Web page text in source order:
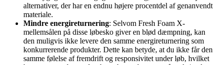
alternativer, der har en endnu højere procentdel af genanvendt
materiale.
Mindre energireturnering: Selvom Fresh Foam X-
mellemsålen på disse løbesko giver en blød dæmpning, kan
den muligvis ikke levere den samme energireturnering som
konkurrerende produkter. Dette kan betyde, at du ikke får den
samme følelse af fremdrift og responsivitet under løb, hvilket